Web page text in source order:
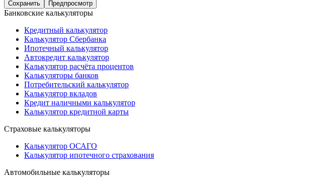
Банковские калькуляторы
Кредитный калькулятор
Калькулятор Сбербанка
Ипотечный калькулятор
Автокредит калькулятор
Калькулятор расчёта процентов
Калькуляторы банков
Потребительский калькулятор
Калькулятор вкладов
Кредит наличными калькулятор
Калькулятор кредитной карты
Страховые калькуляторы
Калькулятор ОСАГО
Калькулятор ипотечного страхования
Автомобильные калькуляторы